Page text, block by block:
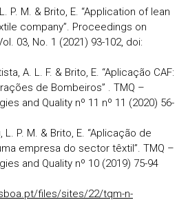
P. M. & Brito, E. “Application of lean
company”. Proceedings on
03, No. 1 (2021) 93-102, doi:
A. L. F. & Brito, E. “Aplicação CAF:
de Bombeiros” . TMQ –
and Quality nº 11 nº 11 (2020) 56-
L. P. M. & Brito, E. “Aplicação de
empresa do sector têxtil”. TMQ –
and Quality nº 10 (2019) 75-94
files/sites/22/tqm-n-